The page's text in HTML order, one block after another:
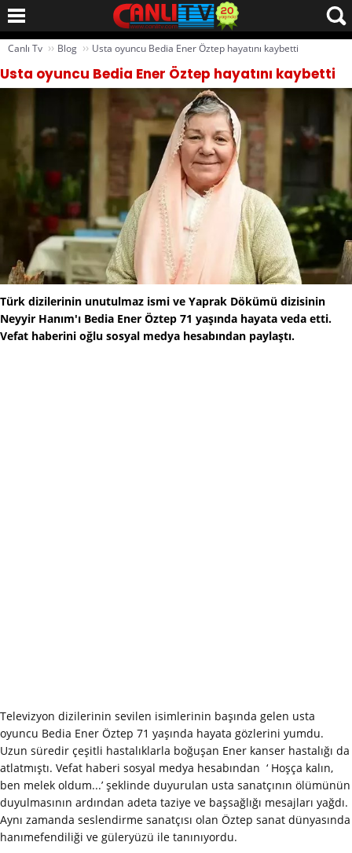
Canlı Tv ›› Blog ›› Usta oyuncu Bedia Ener Öztep hayatını kaybetti
Usta oyuncu Bedia Ener Öztep hayatını kaybetti
Türk dizilerinin unutulmaz ismi ve Yaprak Dökümü dizisinin
Neyyir Hanım'ı Bedia Ener Öztep 71 yaşında hayata veda etti.
Vefat haberini oğlu sosyal medya hesabından paylaştı.
Televizyon dizilerinin sevilen isimlerinin başında gelen usta
oyuncu Bedia Ener Öztep 71 yaşında hayata gözlerini yumdu.
Uzun süredir çeşitli hastalıklarla boğuşan Ener kanser hastalığı da
atlatmıştı. Vefat haberi sosyal medya hesabından ‘ Hoşça kalın,
ben melek oldum...’ şeklinde duyurulan usta sanatçının ölümünün
duyulmasının ardından adeta taziye ve başsağlığı mesajları yağdı.
Aynı zamanda seslendirme sanatçısı olan Öztep sanat dünyasında
hanımefendiliği ve güleryüzü ile tanınıyordu.